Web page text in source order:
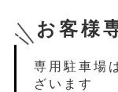
お客様
専用駐車場
ざいます